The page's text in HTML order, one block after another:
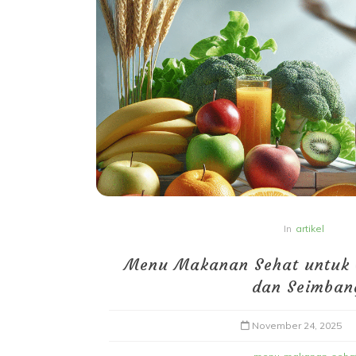
In artikel
Menu Makanan Sehat
dan
November 24, 2025